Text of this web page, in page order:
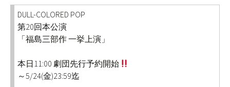
DULL-COLORED POP
第20回本公演
「福島三部作 一挙上演」
本日11:00 劇団先行予約開始
～5/24(金)23:59迄